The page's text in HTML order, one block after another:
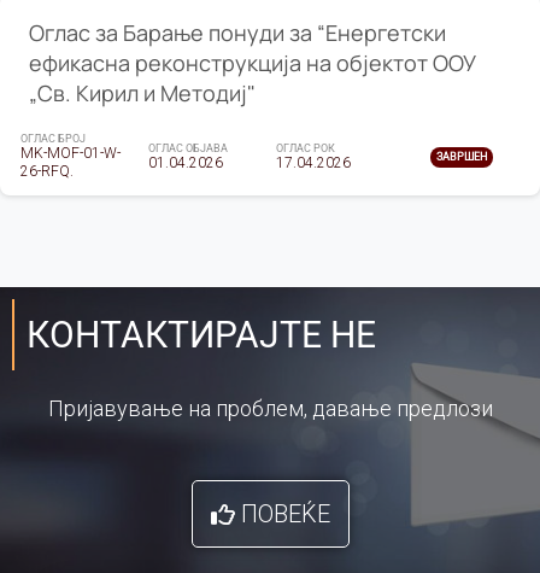
Оглас за Барање понуди за “Енергетски
ефикасна реконструкција на објектот ООУ
„Св. Кирил и Методиј"
ОГЛАС БРОЈ
MK-MOF-01-W-
26-RFQ.
ОГЛАС ОБЈАВА
01.04.2026
ОГЛАС РОК
17.04.2026 ЗАВРШЕН
КОНТАКТИРАЈТЕ НЕ
Пријавување на проблем, давање предлози
ПОВЕЌЕ